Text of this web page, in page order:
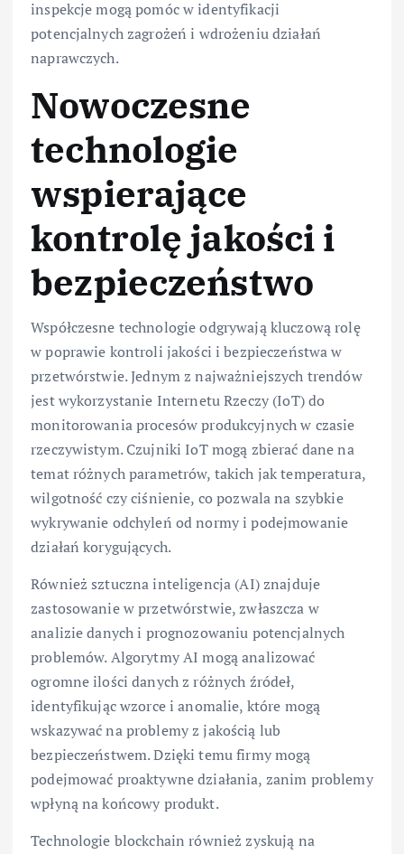
inspekcje mogą pomóc w identyfikacji
potencjalnych zagrożeń i wdrożeniu działań
naprawczych.
Nowoczesne
technologie
wspierające
kontrolę jakości i
bezpieczeństwo
Współczesne technologie odgrywają kluczową rolę
w poprawie kontroli jakości i bezpieczeństwa w
przetwórstwie. Jednym z najważniejszych trendów
jest wykorzystanie Internetu Rzeczy (IoT) do
monitorowania procesów produkcyjnych w czasie
rzeczywistym. Czujniki IoT mogą zbierać dane na
temat różnych parametrów, takich jak temperatura,
wilgotność czy ciśnienie, co pozwala na szybkie
wykrywanie odchyleń od normy i podejmowanie
działań korygujących.
Również sztuczna inteligencja (AI) znajduje
zastosowanie w przetwórstwie, zwłaszcza w
analizie danych i prognozowaniu potencjalnych
problemów. Algorytmy AI mogą analizować
ogromne ilości danych z różnych źródeł,
identyfikując wzorce i anomalie, które mogą
wskazywać na problemy z jakością lub
bezpieczeństwem. Dzięki temu firmy mogą
podejmować proaktywne działania, zanim problemy
wpłyną na końcowy produkt.
Technologie blockchain również zyskują na